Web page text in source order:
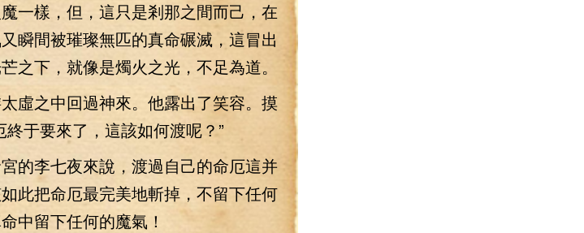
一樣，但，這只是剎那之間而己，在
瞬間被璀璨無匹的真命碾滅，這冒出
之下，就像是燭火之光，不足為道。
之中回過神來。他露出了笑容。摸
于要來了，這該如何渡呢？”
李七夜來說，渡過自己的命厄這并
此把命厄最完美地斬掉，不留下任何
中留下任何的魔氣！